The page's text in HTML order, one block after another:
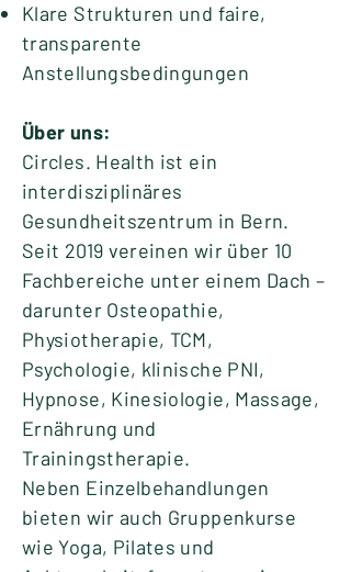
Klare Strukturen und faire,
transparente
Anstellungsbedingungen
Über uns:
Circles. Health ist ein
interdisziplinäres
Gesundheitszentrum in Bern.
Seit 2019 vereinen wir über 10
Fachbereiche unter einem Dach –
darunter Osteopathie,
Physiotherapie, TCM,
Psychologie, klinische PNI,
Hypnose, Kinesiologie, Massage,
Ernährung und
Trainingstherapie.
Neben Einzelbehandlungen
bieten wir auch Gruppenkurse
wie Yoga, Pilates und